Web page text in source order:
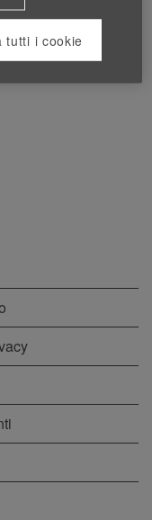
tutti i cookie